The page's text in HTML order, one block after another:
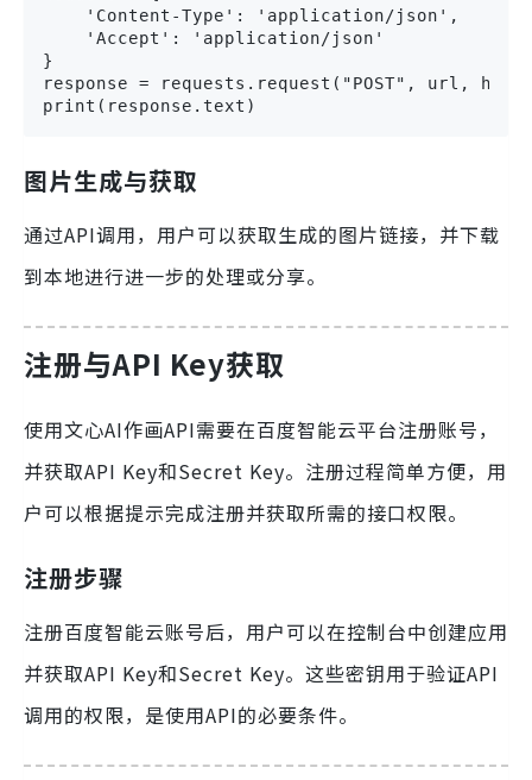
    'Content-Type': 'application/json',
    'Accept': 'application/json'
}
response = requests.request("POST", url,
print(response.text)
图片生成与获取
通过API调用，用户可以获取生成的图片链接，并下载
到本地进行进一步的处理或分享。
注册与API Key获取
使用文心AI作画API需要在百度智能云平台注册账号，
并获取API Key和Secret Key。注册过程简单方便，用
户可以根据提示完成注册并获取所需的接口权限。
注册步骤
注册百度智能云账号后，用户可以在控制台中创建应用
并获取API Key和Secret Key。这些密钥用于验证API
调用的权限，是使用API的必要条件。